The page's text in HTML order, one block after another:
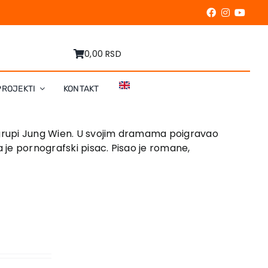
0,00 RSD
KONTAKT
Jung Wien. U svojim dramama poigravao
pornografski pisac. Pisao je romane,